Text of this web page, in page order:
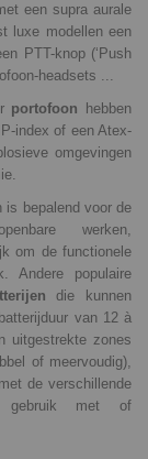
een supra aurale
luxe modellen een
PTT-knop (‘Push
headsets ...
portofoon hebben
index of een Atex-
omgevingen
is bepalend voor de
werken,
om de functionele
Andere populaire
die kunnen
van 12 à
uitgestrekte zones
of meervoudig),
de verschillende
gebruik met of